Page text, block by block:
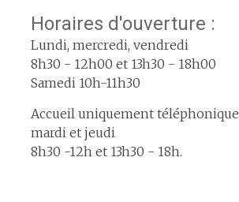
Horaires d'ouverture :
Lundi, mercredi, vendredi
8h30 - 12h00 et 13h30 - 18h00
Samedi 10h-11h30
Accueil uniquement téléphonique
mardi et jeudi
8h30 -12h et 13h30 - 18h.